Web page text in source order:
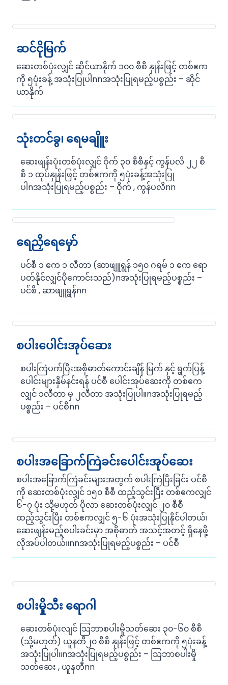
ဆင်ငိုမြက်
ဆေးတစ်ပုံးလျှင် ဆိုင်ယာနိုက် ၁၀၀ စီစီ နှုန်းဖြင့် တစ်ဧက
ကို ၅ပုံးခန့် အသုံးပြုပါnnအသုံးပြုရမည့်ပစ္စည်း – ဆိုင်
ယာနိုက်
သုံးတင်ခွ၊ ရေမချိူး
ဆေးဖျန်းပုံးတစ်ပုံးလျှင် ဝိုက် ၃၀ စီစီနှင့် ကွန်ပလိ ၂၂ စီ
စီ ၁ ထုပ်နှုန်းဖြင့် တစ်ဧကကို ၅ပုံးခန့်အသုံးပြု
ပါnအသုံးပြုရမည့်ပစ္စည်း – ဝိုက် , ကွန်ပလိnn
ရေညှိရေမှော်
ပင်စီ ၁ ဧက ၁ လီတာ (ဆာဖျူရွန် ၁၅၀ ဂရမ် ၁ ဧက ရော
ပတ်နိုင်လျှင်ပိုကောင်းသည်)nအသုံးပြုရမည့်ပစ္စည်း –
ပင်စီ , ဆာဖျူရွန်nn
စပါးပေါင်းအုပ်ဆေး
စပါးကြဲပက်ပြီးအစိုဓာတ်ကောင်းချိန် မြက် နှင့် ရွက်ပြန့်
ပေါင်းများနှိမ်နင်းရန် ပင်စီ ပေါင်းအုပ်ဆေးကို တစ်ဧက
လျှင် ၁လီတာ မှ ၂လီတာ အသုံးပြုပါ။nအသုံးပြုရမည့်
ပစ္စည်း – ပင်စီnn
စပါးအခြောက်ကြဲခင်းပေါင်းအုပ်ဆေး
စပါးအခြောက်ကြဲခင်းများအတွက် စပါးကြဲပြီးခြင်း ပင်စီ
ကို ဆေးတစ်ပုံးလျှင် ၁၅၀ စီစီ ထည့်သွင်းပြီး တစ်ဧကလျှင်
၆-၇ ပုံး သို့မဟုတ် ပိုလာ ဆေးတစ်ပုံးလျှင် ၂၀ စီစီ
ထည့်သွင်းပြီး တစ်ဧကလျှင် ၅-၆ ပုံးအသုံးပြုနိုင်ပါတယ်၊
ဆေးဖျန်းမည့်စပါးခင်းမှာ အစိုဓာတ် အသင့်အတင့် ရှိနေဖို့
လိုအပ်ပါတယ်။nnအသုံးပြုရမည့်ပစ္စည်း – ပင်စီ
စပါးမှိုသီး ရောဂါ
ဆေးတစ်ပုံးလျင် သြဘာစပါးမှိုသတ်ဆေး ၃၀-၆၀ စီစီ
(သို့မဟုတ်) ယူနတီ၂၀ စီစီ နှုန်းဖြင့် တစ်ဧကကို ၅ပုံးခန့်
အသုံးပြုပါ။nအသုံးပြုရမည့်ပစ္စည်း – သြဘာစပါးမှို
သတ်ဆေး , ယူနတီnn